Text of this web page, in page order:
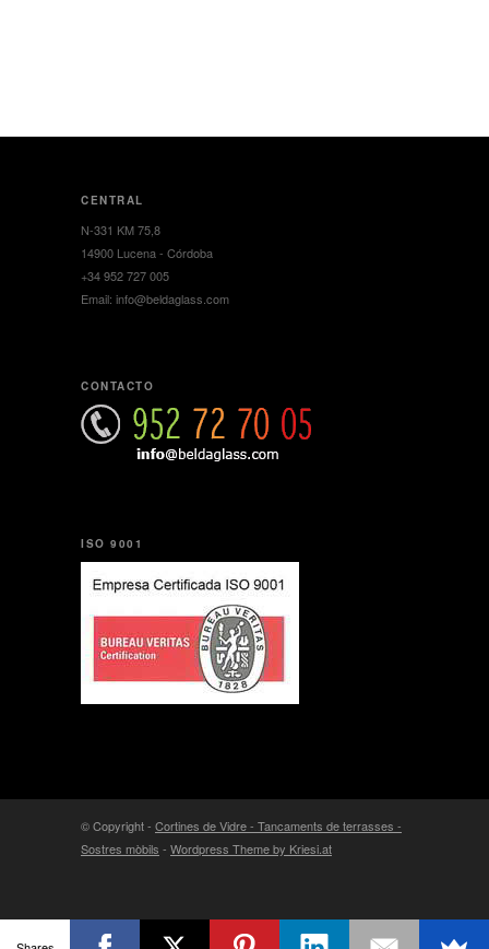
CENTRAL
N-331 KM 75,8
14900 Lucena - Córdoba
+34 952 727 005
Email: info@beldaglass.com
CONTACTO
ISO 9001
© Copyright - Cortines de Vidre - Tancaments de terrasses -
Sostres mòbils - Wordpress Theme by Kriesi.at